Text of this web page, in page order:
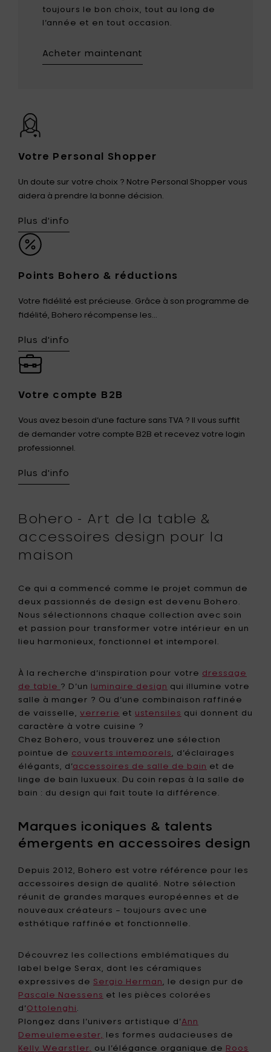
toujours le bon choix, tout au long de
l’année et en tout occasion.
Acheter maintenant
Votre Personal Shopper
Un doute sur votre choix ? Notre Personal Shopper vous
aidera à prendre la bonne décision.
Plus d'info
Points Bohero & réductions
Votre fidélité est précieuse. Grâce à son programme de
fidélité, Bohero récompense les...
Plus d'info
Votre compte B2B
Vous avez besoin d’une facture sans TVA ? Il vous suffit
de demander votre compte B2B et recevez votre login
professionnel.
Plus d'info
Bohero - Art de la table &
accessoires design pour la
maison
Ce qui a commencé comme le projet commun de
deux passionnés de design est devenu Bohero.
Nous sélectionnons chaque collection avec soin
et passion pour transformer votre intérieur en un
lieu harmonieux, fonctionnel et intemporel.
À la recherche d’inspiration pour votre dressage
de table ? D’un luminaire design qui illumine votre
salle à manger ? Ou d’une combinaison raffinée
de vaisselle, verrerie et ustensiles qui donnent du
caractère à votre cuisine ?
Chez Bohero, vous trouverez une sélection
pointue de couverts intemporels
, d’éclairages
élégants, d’accessoires de salle de bain et de
linge de bain luxueux. Du coin repas à la salle de
bain : du design qui fait toute la différence.
Marques iconiques & talents
émergents en accessoires design
Depuis 2012, Bohero est votre référence pour les
accessoires design de qualité. Notre sélection
réunit de grandes marques européennes et de
nouveaux créateurs – toujours avec une
esthétique raffinée et fonctionnelle.
Découvrez les collections emblématiques du
label belge Serax, dont les céramiques
expressives de Sergio Herman
, le design pur de
Pascale Naessens et les pièces colorées
d’Ottolenghi
Plongez dans l’univers artistique d’Ann
Demeulemeester,
les formes audacieuses de
Kelly Wearstler,
ou l’élégance organique de Roos